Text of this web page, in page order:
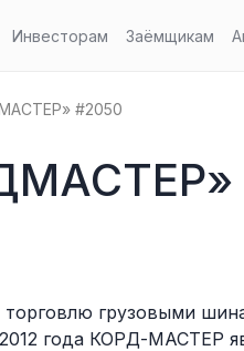
Инвесторам Заёмщикам
#2050
грузовыми
года КОРД-МАСТЕР